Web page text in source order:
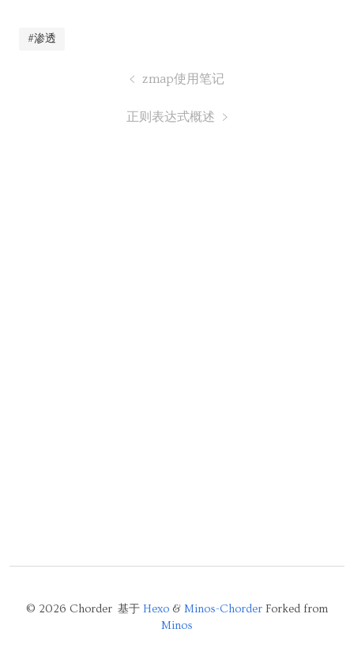
#渗透
zmap使用笔记
正则表达式概述
© 2026 Chorder 基于 Hexo & Minos-Chorder Forked from
Minos